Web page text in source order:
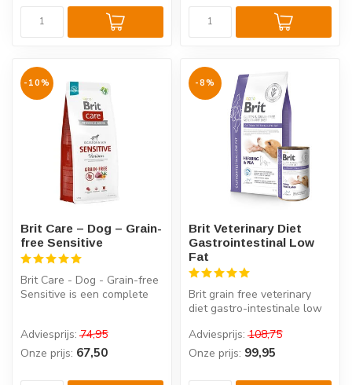
-10%
Brit Care – Dog – Grain-
free Sensitive
Brit Care - Dog - Grain-free
Sensitive is een complete
Adviesprijs: 74,95
Onze prijs: 67,50
-8%
Brit Veterinary Diet
Gastrointestinal Low
Fat
Brit grain free veterinary
diet gastro-intestinale low
Adviesprijs: 108,75
Onze prijs: 99,95